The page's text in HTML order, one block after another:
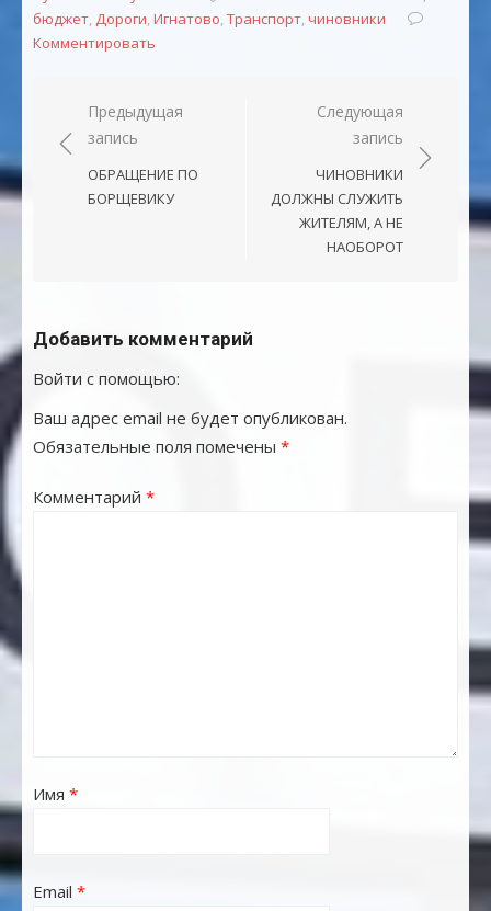
бюджет, Дороги,Игнатово,Транспорт,чиновники
Комментировать
Навигация
по
записям
Предыдущая
запись
ОБРАЩЕНИЕ ПО
БОРЩЕВИКУ
Следующая
запись
ЧИНОВНИКИ
ДОЛЖНЫ СЛУЖИТЬ
ЖИТЕЛЯМ, А НЕ
НАОБОРОТ
Добавить комментарий
Войти с помощью:
Ваш адрес email не будет опубликован.
Обязательные поля помечены *
Комментарий *
Имя *
Email *